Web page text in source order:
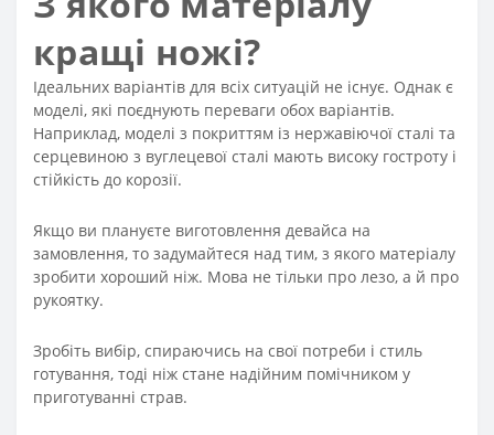
кращі ножі?
Ідеальних варіантів для всіх ситуацій не існує. Однак є
моделі, які поєднують переваги обох варіантів.
Наприклад, моделі з покриттям із нержавіючої сталі та
серцевиною з вуглецевої сталі мають високу гостроту і
стійкість до корозії.
Якщо ви плануєте виготовлення девайса на
замовлення, то задумайтеся над тим, з якого матеріалу
зробити хороший ніж. Мова не тільки про лезо, а й про
рукоятку.
Зробіть вибір, спираючись на свої потреби і стиль
готування, тоді ніж стане надійним помічником у
приготуванні страв.